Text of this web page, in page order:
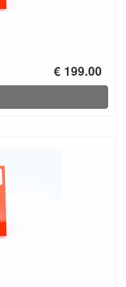
€ 199.00